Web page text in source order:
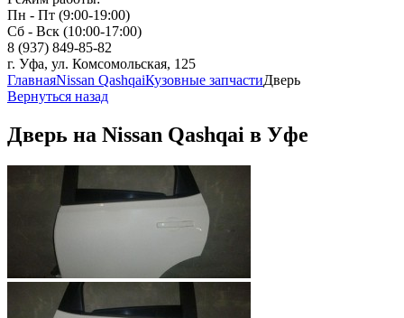
Пн - Пт (9:00-19:00)
Сб - Вск (10:00-17:00)
8 (937) 849-85-82
г. Уфа, ул. Комсомольская, 125
ГлавнаяNissan QashqaiКузовные запчастиДверь
Вернуться назад
Дверь на Nissan Qashqai в Уфе